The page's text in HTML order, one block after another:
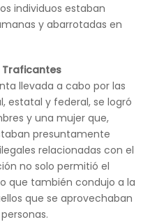
individuos estaban
y abarrotadas en
Traficantes
llevada a cabo por las
estatal y federal, se logró
y una mujer que,
presuntamente
relacionadas con el
no solo permitió el
que también condujo a la
que se aprovechaban